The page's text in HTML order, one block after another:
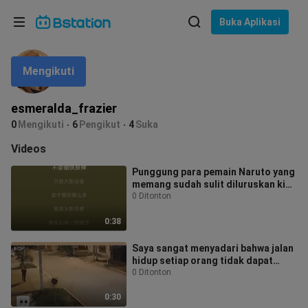
Buka Aplikasi
esmeralda_frazier
0 Mengikuti 6 Pengikut 4Suka
Mengikuti
Videos
0:38
Punggung para pemain Naruto yang
memang sudah sulit diluruskan kini
benar‑benar patah hari ini
0 Ditonton
0:30
Saya sangat menyadari bahwa jalan
hidup setiap orang tidak dapat
diulang atau ditiru
0 Ditonton
Bahasa: Bahasa Indonesia
Pilih bahasa
English
ภาษาไทย
Tiếng Việt
Bahasa Melayu